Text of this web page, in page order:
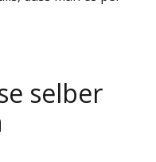
selber